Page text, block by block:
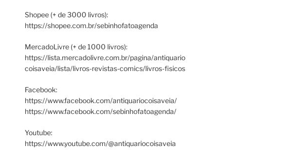
Shopee (+ de 3000 livros):
https://shopee.com.br/sebinhofatoagenda
MercadoLivre (+ de 1000 livros):
https://lista.mercadolivre.com.br/pagina/antiquario
coisaveia/lista/livros-revistas-comics/livros-fisicos
Facebook:
https://www.facebook.com/antiquariocoisaveia/
https://www.facebook.com/sebinhofatoagenda/
Youtube:
https://www.youtube.com/@antiquariocoisaveia